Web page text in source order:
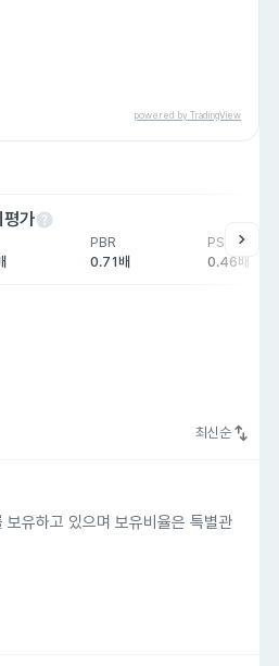
powered by TradingView
평가help
PBR
0.71배
PSR
0.46배
chevron_right
최신순 swap_vert
유하고 있으며 보유비율은 특별관